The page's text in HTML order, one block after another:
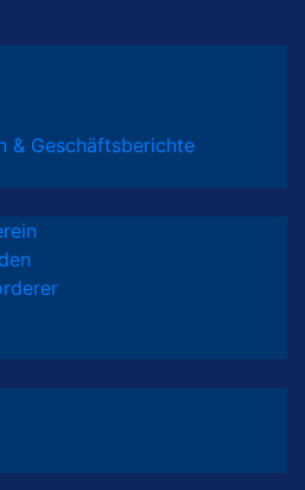
& Geschäftsberichte